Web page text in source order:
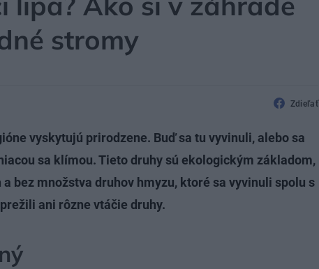
stromy
Zdieľať
vyskytujú prirodzene. Buď sa tu vyvinuli, alebo sa
sa klímou. Tieto druhy sú ekologickým základom,
bez množstva druhov hmyzu, ktoré sa vyvinuli spolu s
ani rôzne vtáčie druhy.